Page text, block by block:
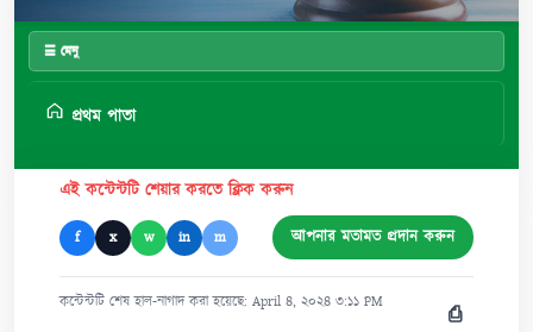
☰ মেনু
প্রথম পাতা
এই কন্টেন্টটি শেয়ার করতে ক্লিক করুন
f x w in m আপনার মতামত প্রদান করুন
কন্টেন্টটি শেষ হাল-নাগাদ করা হয়েছে: April ৪, ২০২৪ ৩:১১ PM ⎙